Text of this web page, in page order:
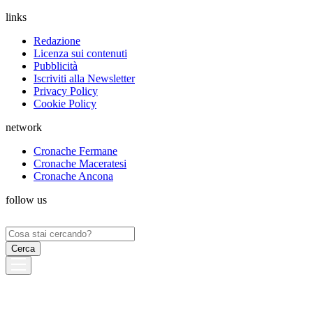
links
Redazione
Licenza sui contenuti
Pubblicità
Iscriviti alla Newsletter
Privacy Policy
Cookie Policy
network
Cronache Fermane
Cronache Maceratesi
Cronache Ancona
follow us
Ricerca
per: